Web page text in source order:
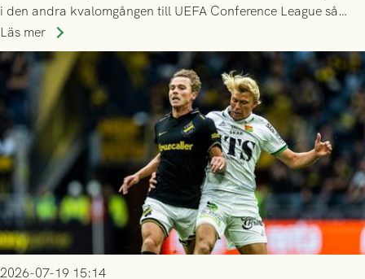
i den andra kvalomgången till UEFA Conference League så
spelas den tredje kvalomgången kort därpå. Motståndare blir
då vinnaren i mötet mellan isländska Valur och HŠK Zrinjski
Mostar från Bosnien och Hercegovina.
Läs mer
2026-07-19 15:14